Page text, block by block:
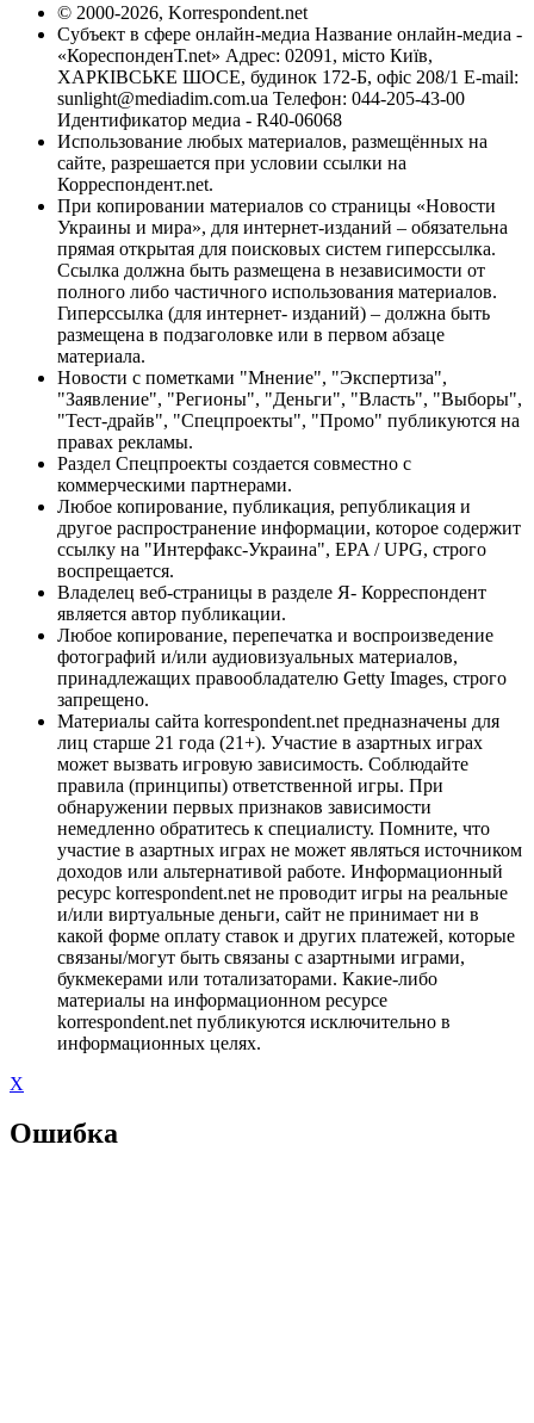
© 2000-2026, Korrespondent.net
Субъект в сфере онлайн-медиа Название онлайн-медиа -
«КореспонденТ.net» Адрес: 02091, місто Київ,
ХАРКІВСЬКЕ ШОСЕ, будинок 172-Б, офіс 208/1 E-mail:
sunlight@mediadim.com.ua Телефон: 044-205-43-00
Идентификатор медиа - R40-06068
Использование любых материалов, размещённых на
сайте, разрешается при условии ссылки на
Корреспондент.net.
При копировании материалов со страницы «Новости
Украины и мира», для интернет-изданий – обязательна
прямая открытая для поисковых систем гиперссылка.
Ссылка должна быть размещена в независимости от
полного либо частичного использования материалов.
Гиперссылка (для интернет- изданий) – должна быть
размещена в подзаголовке или в первом абзаце
материала.
Новости с пометками "Мнение", "Экспертиза",
"Заявление", "Регионы", "Деньги", "Власть", "Выборы",
"Тест-драйв", "Спецпроекты", "Промо" публикуются на
правах рекламы.
Раздел Спецпроекты создается совместно с
коммерческими партнерами.
Любое копирование, публикация, републикация и
другое распространение информации, которое содержит
ссылку на "Интерфакс-Украина", EPA / UPG, строго
воспрещается.
Владелец веб-страницы в разделе Я- Корреспондент
является автор публикации.
Любое копирование, перепечатка и воспроизведение
фотографий и/или аудиовизуальных материалов,
принадлежащих правообладателю Getty Images, строго
запрещено.
Материалы сайта korrespondent.net предназначены для
лиц старше 21 года (21+). Участие в азартных играх
может вызвать игровую зависимость. Соблюдайте
правила (принципы) ответственной игры. При
обнаружении первых признаков зависимости
немедленно обратитесь к специалисту. Помните, что
участие в азартных играх не может являться источником
доходов или альтернативой работе. Информационный
ресурс korrespondent.net не проводит игры на реальные
и/или виртуальные деньги, сайт не принимает ни в
какой форме оплату ставок и других платежей, которые
связаны/могут быть связаны с азартными играми,
букмекерами или тотализаторами. Какие-либо
материалы на информационном ресурсе
korrespondent.net публикуются исключительно в
информационных целях.
X
Ошибка